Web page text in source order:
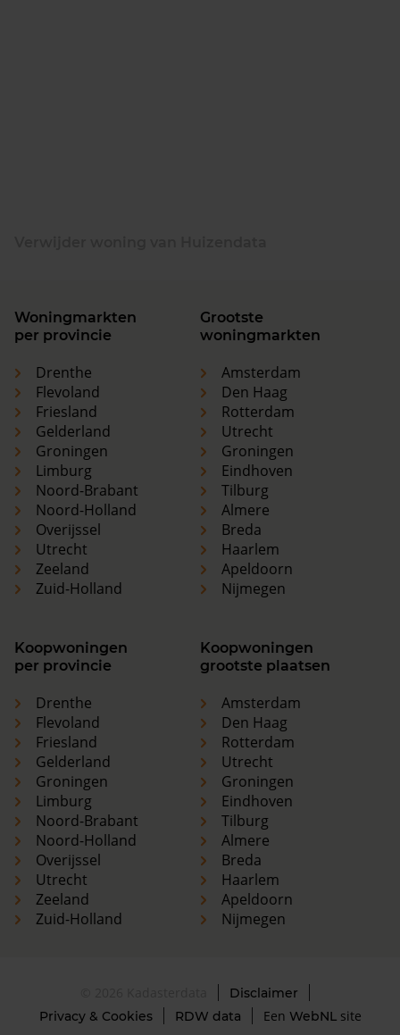
Woningmarkten
per provincie
Drenthe
Flevoland
Friesland
Gelderland
Groningen
Limburg
Noord-Brabant
Noord-Holland
Overijssel
Utrecht
Zeeland
Zuid-Holland
Grootste
woningmarkten
Amsterdam
Den Haag
Rotterdam
Utrecht
Groningen
Eindhoven
Tilburg
Almere
Breda
Haarlem
Apeldoorn
Nijmegen
Koopwoningen
per provincie
Drenthe
Flevoland
Friesland
Gelderland
Groningen
Limburg
Noord-Brabant
Noord-Holland
Overijssel
Utrecht
Zeeland
Zuid-Holland
Koopwoningen
grootste plaatsen
Amsterdam
Den Haag
Rotterdam
Utrecht
Groningen
Eindhoven
Tilburg
Almere
Breda
Haarlem
Apeldoorn
Nijmegen
Disclaimer
Privacy & Cookies
RDW data Een WebNLsite